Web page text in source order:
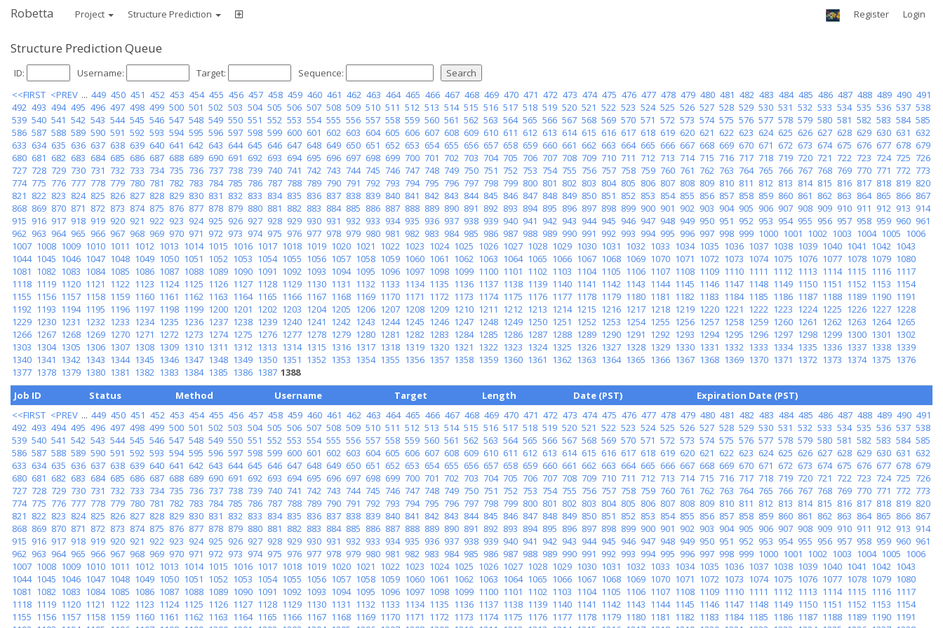
Robetta Project Structure Prediction Register Login
Structure Prediction Queue
ID: Username: Target:
Sequence:
<<FIRST <PREV ... 449 450 451 452 453 454 455 456 457 458 459 460 461 462 463 464 465 466 467 468 469 470 471 472 473 474 475 476 477 478 479 480 481 482 483 484 485 486 487 488 489 490 491
492 493 494 495 496 497 498 499 500 501 502 503 504 505 506 507 508 509 510 511 512 513 514 515 516 517 518 519 520 521 522 523 524 525 526 527 528 529 530 531 532 533 534 535 536 537 538
539 540 541 542 543 544 545 546 547 548 549 550 551 552 553 554 555 556 557 558 559 560 561 562 563 564 565 566 567 568 569 570 571 572 573 574 575 576 577 578 579 580 581 582 583 584 585
586 587 588 589 590 591 592 593 594 595 596 597 598 599 600 601 602 603 604 605 606 607 608 609 610 611 612 613 614 615 616 617 618 619 620 621 622 623 624 625 626 627 628 629 630 631 632
633 634 635 636 637 638 639 640 641 642 643 644 645 646 647 648 649 650 651 652 653 654 655 656 657 658 659 660 661 662 663 664 665 666 667 668 669 670 671 672 673 674 675 676 677 678 679
680 681 682 683 684 685 686 687 688 689 690 691 692 693 694 695 696 697 698 699 700 701 702 703 704 705 706 707 708 709 710 711 712 713 714 715 716 717 718 719 720 721 722 723 724 725 726
727 728 729 730 731 732 733 734 735 736 737 738 739 740 741 742 743 744 745 746 747 748 749 750 751 752 753 754 755 756 757 758 759 760 761 762 763 764 765 766 767 768 769 770 771 772 773
774 775 776 777 778 779 780 781 782 783 784 785 786 787 788 789 790 791 792 793 794 795 796 797 798 799 800 801 802 803 804 805 806 807 808 809 810 811 812 813 814 815 816 817 818 819 820
821 822 823 824 825 826 827 828 829 830 831 832 833 834 835 836 837 838 839 840 841 842 843 844 845 846 847 848 849 850 851 852 853 854 855 856 857 858 859 860 861 862 863 864 865 866 867
868 869 870 871 872 873 874 875 876 877 878 879 880 881 882 883 884 885 886 887 888 889 890 891 892 893 894 895 896 897 898 899 900 901 902 903 904 905 906 907 908 909 910 911 912 913 914
915 916 917 918 919 920 921 922 923 924 925 926 927 928 929 930 931 932 933 934 935 936 937 938 939 940 941 942 943 944 945 946 947 948 949 950 951 952 953 954 955 956 957 958 959 960 961
962 963 964 965 966 967 968 969 970 971 972 973 974 975 976 977 978 979 980 981 982 983 984 985 986 987 988 989 990 991 992 993 994 995 996 997 998 999 1000 1001 1002 1003 1004 1005 1006
1007 1008 1009 1010 1011 1012 1013 1014 1015 1016 1017 1018 1019 1020 1021 1022 1023 1024 1025 1026 1027 1028 1029 1030 1031 1032 1033 1034 1035 1036 1037 1038 1039 1040 1041 1042 1043
1044 1045 1046 1047 1048 1049 1050 1051 1052 1053 1054 1055 1056 1057 1058 1059 1060 1061 1062 1063 1064 1065 1066 1067 1068 1069 1070 1071 1072 1073 1074 1075 1076 1077 1078 1079 1080
1081 1082 1083 1084 1085 1086 1087 1088 1089 1090 1091 1092 1093 1094 1095 1096 1097 1098 1099 1100 1101 1102 1103 1104 1105 1106 1107 1108 1109 1110 1111 1112 1113 1114 1115 1116 1117
1118 1119 1120 1121 1122 1123 1124 1125 1126 1127 1128 1129 1130 1131 1132 1133 1134 1135 1136 1137 1138 1139 1140 1141 1142 1143 1144 1145 1146 1147 1148 1149 1150 1151 1152 1153 1154
1155 1156 1157 1158 1159 1160 1161 1162 1163 1164 1165 1166 1167 1168 1169 1170 1171 1172 1173 1174 1175 1176 1177 1178 1179 1180 1181 1182 1183 1184 1185 1186 1187 1188 1189 1190 1191
1192 1193 1194 1195 1196 1197 1198 1199 1200 1201 1202 1203 1204 1205 1206 1207 1208 1209 1210 1211 1212 1213 1214 1215 1216 1217 1218 1219 1220 1221 1222 1223 1224 1225 1226 1227 1228
1229 1230 1231 1232 1233 1234 1235 1236 1237 1238 1239 1240 1241 1242 1243 1244 1245 1246 1247 1248 1249 1250 1251 1252 1253 1254 1255 1256 1257 1258 1259 1260 1261 1262 1263 1264 1265
1266 1267 1268 1269 1270 1271 1272 1273 1274 1275 1276 1277 1278 1279 1280 1281 1282 1283 1284 1285 1286 1287 1288 1289 1290 1291 1292 1293 1294 1295 1296 1297 1298 1299 1300 1301 1302
1303 1304 1305 1306 1307 1308 1309 1310 1311 1312 1313 1314 1315 1316 1317 1318 1319 1320 1321 1322 1323 1324 1325 1326 1327 1328 1329 1330 1331 1332 1333 1334 1335 1336 1337 1338 1339
1340 1341 1342 1343 1344 1345 1346 1347 1348 1349 1350 1351 1352 1353 1354 1355 1356 1357 1358 1359 1360 1361 1362 1363 1364 1365 1366 1367 1368 1369 1370 1371 1372 1373 1374 1375 1376
1377 1378 1379 1380 1381 1382 1383 1384 1385 1386 1387 1388
Job ID
Status Method Username Target Length Date (PST)
Expiration Date (PST)
<<FIRST <PREV ... 449 450 451 452 453 454 455 456 457 458 459 460 461 462 463 464 465 466 467 468 469 470 471 472 473 474 475 476 477 478 479 480 481 482 483 484 485 486 487 488 489 490 491
492 493 494 495 496 497 498 499 500 501 502 503 504 505 506 507 508 509 510 511 512 513 514 515 516 517 518 519 520 521 522 523 524 525 526 527 528 529 530 531 532 533 534 535 536 537 538
539 540 541 542 543 544 545 546 547 548 549 550 551 552 553 554 555 556 557 558 559 560 561 562 563 564 565 566 567 568 569 570 571 572 573 574 575 576 577 578 579 580 581 582 583 584 585
586 587 588 589 590 591 592 593 594 595 596 597 598 599 600 601 602 603 604 605 606 607 608 609 610 611 612 613 614 615 616 617 618 619 620 621 622 623 624 625 626 627 628 629 630 631 632
633 634 635 636 637 638 639 640 641 642 643 644 645 646 647 648 649 650 651 652 653 654 655 656 657 658 659 660 661 662 663 664 665 666 667 668 669 670 671 672 673 674 675 676 677 678 679
680 681 682 683 684 685 686 687 688 689 690 691 692 693 694 695 696 697 698 699 700 701 702 703 704 705 706 707 708 709 710 711 712 713 714 715 716 717 718 719 720 721 722 723 724 725 726
727 728 729 730 731 732 733 734 735 736 737 738 739 740 741 742 743 744 745 746 747 748 749 750 751 752 753 754 755 756 757 758 759 760 761 762 763 764 765 766 767 768 769 770 771 772 773
774 775 776 777 778 779 780 781 782 783 784 785 786 787 788 789 790 791 792 793 794 795 796 797 798 799 800 801 802 803 804 805 806 807 808 809 810 811 812 813 814 815 816 817 818 819 820
821 822 823 824 825 826 827 828 829 830 831 832 833 834 835 836 837 838 839 840 841 842 843 844 845 846 847 848 849 850 851 852 853 854 855 856 857 858 859 860 861 862 863 864 865 866 867
868 869 870 871 872 873 874 875 876 877 878 879 880 881 882 883 884 885 886 887 888 889 890 891 892 893 894 895 896 897 898 899 900 901 902 903 904 905 906 907 908 909 910 911 912 913 914
915 916 917 918 919 920 921 922 923 924 925 926 927 928 929 930 931 932 933 934 935 936 937 938 939 940 941 942 943 944 945 946 947 948 949 950 951 952 953 954 955 956 957 958 959 960 961
962 963 964 965 966 967 968 969 970 971 972 973 974 975 976 977 978 979 980 981 982 983 984 985 986 987 988 989 990 991 992 993 994 995 996 997 998 999 1000 1001 1002 1003 1004 1005 1006
1007 1008 1009 1010 1011 1012 1013 1014 1015 1016 1017 1018 1019 1020 1021 1022 1023 1024 1025 1026 1027 1028 1029 1030 1031 1032 1033 1034 1035 1036 1037 1038 1039 1040 1041 1042 1043
1044 1045 1046 1047 1048 1049 1050 1051 1052 1053 1054 1055 1056 1057 1058 1059 1060 1061 1062 1063 1064 1065 1066 1067 1068 1069 1070 1071 1072 1073 1074 1075 1076 1077 1078 1079 1080
1081 1082 1083 1084 1085 1086 1087 1088 1089 1090 1091 1092 1093 1094 1095 1096 1097 1098 1099 1100 1101 1102 1103 1104 1105 1106 1107 1108 1109 1110 1111 1112 1113 1114 1115 1116 1117
1118 1119 1120 1121 1122 1123 1124 1125 1126 1127 1128 1129 1130 1131 1132 1133 1134 1135 1136 1137 1138 1139 1140 1141 1142 1143 1144 1145 1146 1147 1148 1149 1150 1151 1152 1153 1154
1155 1156 1157 1158 1159 1160 1161 1162 1163 1164 1165 1166 1167 1168 1169 1170 1171 1172 1173 1174 1175 1176 1177 1178 1179 1180 1181 1182 1183 1184 1185 1186 1187 1188 1189 1190 1191